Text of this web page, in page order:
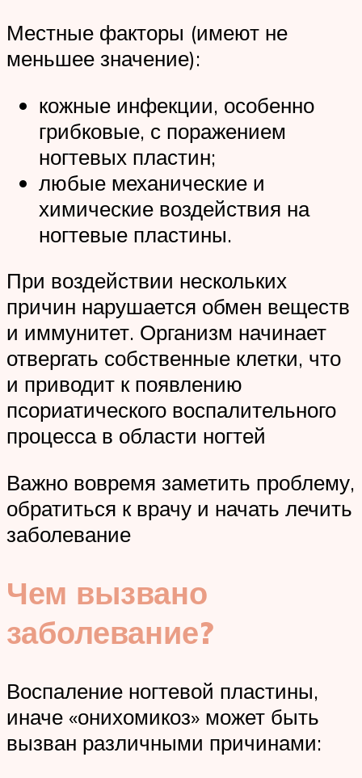
Местные факторы (имеют не
меньшее значение):
кожные инфекции, особенно
грибковые, с поражением
ногтевых пластин;
любые механические и
химические воздействия на
ногтевые пластины.
При воздействии нескольких
причин нарушается обмен веществ
и иммунитет. Организм начинает
отвергать собственные клетки, что
и приводит к появлению
псориатического воспалительного
процесса в области ногтей
Важно вовремя заметить проблему,
обратиться к врачу и начать лечить
заболевание
Чем вызвано
заболевание?
Воспаление ногтевой пластины,
иначе «онихомикоз» может быть
вызван различными причинами: